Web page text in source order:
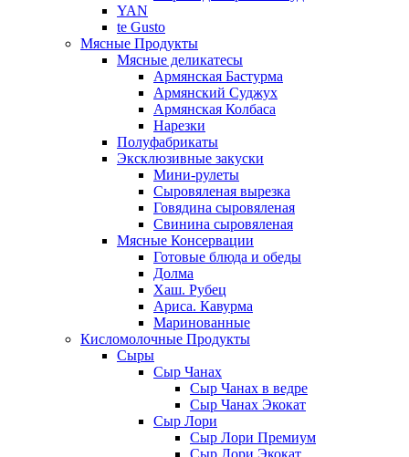
YAN
te Gusto
Мясные Продукты
Мясные деликатесы
Армянская Бастурма
Армянский Суджух
Армянская Колбаса
Нарезки
Полуфабрикаты
Эксклюзивные закуски
Мини-рулеты
Сыровяленая вырезка
Говядина сыровяленая
Свинина сыровяленая
Мясные Консервации
Готовые блюда и обеды
Долма
Хаш. Рубец
Ариса. Кавурма
Маринованные
Кисломолочные Продукты
Сыры
Сыр Чанах
Сыр Чанах в ведре
Сыр Чанах Экокат
Сыр Лори
Сыр Лори Премиум
Сыр Лори Экокат